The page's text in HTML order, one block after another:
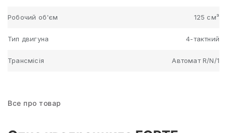
Робочий об'єм 125 см³
Тип двигуна 4-тактний
Трансмісія Автомат R/N/1
Все про товар